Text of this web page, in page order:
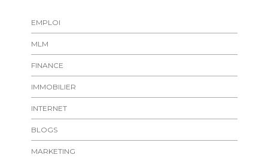
EMPLOI
MLM
FINANCE
IMMOBILIER
INTERNET
BLOGS
MARKETING